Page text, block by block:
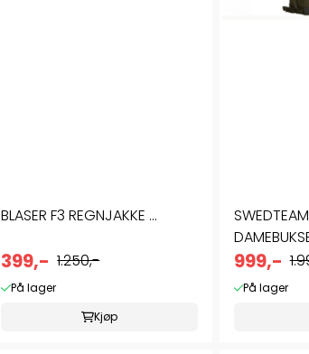
BLASER F3 REGNJAKKE ...
399,- 1.250,-
På lager
Kjøp
999,-
På lager